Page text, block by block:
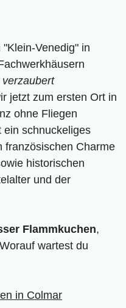
jetzt zum ersten Ort in
ohne Fliegen
ein schnuckeliges
französischen Charme
historischen
und der
Flammkuchen,
wartest du
in Colmar